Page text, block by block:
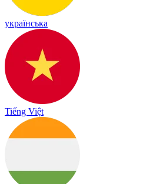
українська
Tiếng Việt